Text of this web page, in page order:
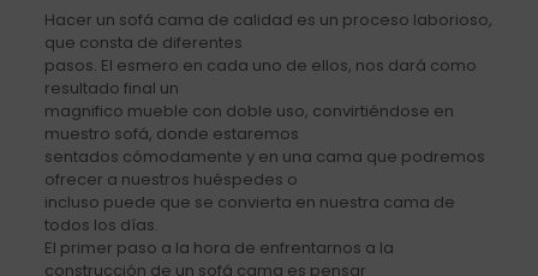
Hacer un sofá cama de calidad es un proceso laborioso,
que consta de diferentes
pasos. El esmero en cada uno de ellos, nos dará como
resultado final un
magnifico mueble con doble uso, convirtiéndose en
muestro sofá, donde estaremos
sentados cómodamente y en una cama que podremos
ofrecer a nuestros huéspedes o
incluso puede que se convierta en nuestra cama de
todos los días.
El primer paso a la hora de enfrentarnos a la
construcción de un sofá cama es pensar